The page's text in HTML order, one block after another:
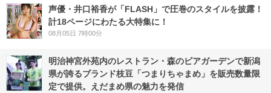
声優・井口裕香が「FLASH」で圧巻のスタイルを披露！
計18ページにわたる大特集に！
08月05日 7時00分
明治神宮外苑内のレストラン・森のビアガーデンで新潟
県が誇るブランド枝豆「つまりちゃまめ」を販売数量限
定で提供。えだまめ県の魅力を発信